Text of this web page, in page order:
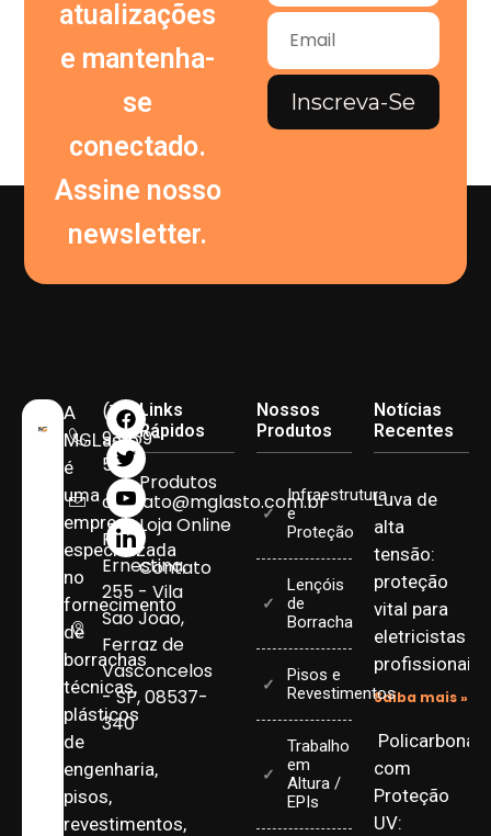
atualizações
e mantenha-
se
conectado.
Assine nosso
newsletter.
Inscreva-Se
A
MGLasto
é
uma
empresa
especializada
no
fornecimento
de
borrachas
técnicas,
plásticos
de
engenharia,
pisos,
revestimentos,
(11)
93959-
5090
contato@mglasto.com.br
Rua
Ernestina,
255 - Vila
Sao Joao,
Ferraz de
Vasconcelos
- SP, 08537-
340
Links
Rápidos
Produtos
Loja Online
Contato
Nossos
Produtos
Infraestrutura
e
Proteção
Lençóis
de
Borracha
Pisos e
Revestimentos
Trabalho
em
Altura /
EPIs
Notícias
Recentes
Luva de
alta
tensão:
proteção
vital para
eletricistas
profissionais
Saiba mais »
com
Proteção
UV: